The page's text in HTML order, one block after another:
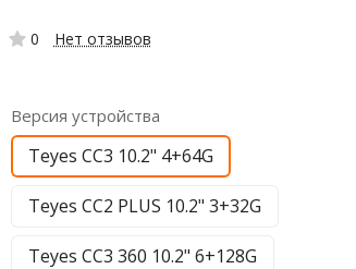
0 Нет отзывов
Версия устройства
Teyes CC3 10.2" 4+64G
Teyes CC2 PLUS 10.2" 3+32G
Teyes CC3 360 10.2" 6+128G